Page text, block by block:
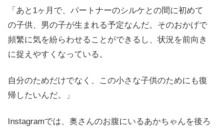
「あと1ヶ月で、パートナーのシルケとの間に初めて
の子供、男の子が生まれる予定なんだ。そのおかげで
頻繁に気を紛らわせることができるし、状況を前向き
に捉えやすくなっている。
自分のためだけでなく、この小さな子供のためにも復
帰したいんだ。」
Instagramでは、奥さんのお腹にいるあかちゃんを後ろ